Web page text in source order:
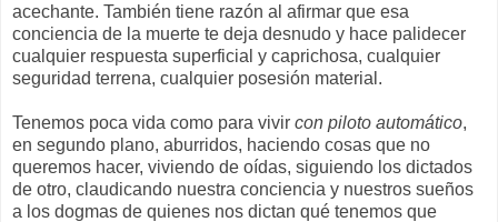
acechante. También tiene razón al afirmar que esa
conciencia de la muerte te deja desnudo y hace palidecer
cualquier respuesta superficial y caprichosa, cualquier
seguridad terrena, cualquier posesión material.
Tenemos poca vida como para vivir con piloto automático,
en segundo plano, aburridos, haciendo cosas que no
queremos hacer, viviendo de oídas, siguiendo los dictados
de otro, claudicando nuestra conciencia y nuestros sueños
a los dogmas de quienes nos dictan qué tenemos que